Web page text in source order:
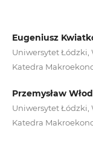
Eugeniusz
Uniwersytet Łódzki,
Katedra
Przemysław
Uniwersytet Łódzki,
Katedra